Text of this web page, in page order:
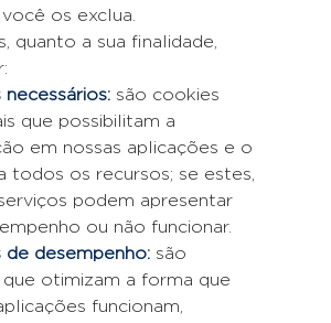
os exclua.
quanto a sua finalidade,
necessários: são cookies
que possibilitam a
em nossas aplicações e o
todos os recursos; se estes,
podem apresentar
ou não funcionar.
de desempenho: são
otimizam a forma que
funcionam,